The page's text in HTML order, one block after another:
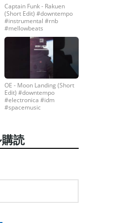
Captain Funk - Rakuen
(Short Edit) #downtempo
#instrumental #rnb
#mellowbeats
OE - Moon Landing (Short
Edit) #downtempo
#electronica #idm
#spacemusic
購読